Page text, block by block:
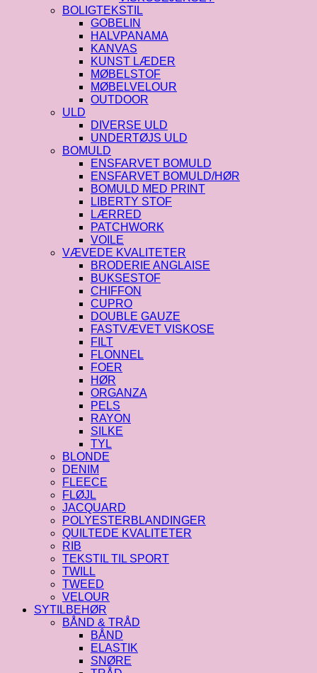
BOLIGTEKSTIL
GOBELIN
HALVPANAMA
KANVAS
KUNST LÆDER
MØBELSTOF
MØBELVELOUR
OUTDOOR
ULD
DIVERSE ULD
UNDERTØJS ULD
BOMULD
ENSFARVET BOMULD
ENSFARVET BOMULD/HØR
BOMULD MED PRINT
LIBERTY STOF
LÆRRED
PATCHWORK
VOILE
VÆVEDE KVALITETER
BRODERIE ANGLAISE
BUKSESTOF
CHIFFON
CUPRO
DOUBLE GAUZE
FASTVÆVET VISKOSE
FILT
FLONNEL
FOER
HØR
ORGANZA
PELS
RAYON
SILKE
TYL
BLONDE
DENIM
FLEECE
FLØJL
JACQUARD
POLYESTERBLANDINGER
QUILTEDE KVALITETER
RIB
TEKSTIL TIL SPORT
TWILL
TWEED
VELOUR
SYTILBEHØR
BÅND & TRÅD
BÅND
ELASTIK
SNØRE